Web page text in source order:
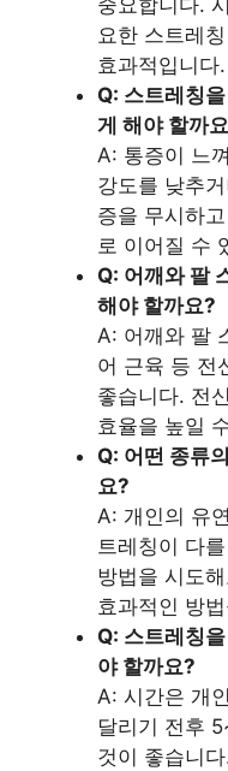
중요합니다.
요한 스트레
효과적입니다.
Q: 스트레칭
게 해야 할까
A: 통증이 느
강도를 낮추
증을 무시하
로 이어질 수
Q: 어깨와 팔
해야 할까요?
A: 어깨와 팔
어 근육 등 전
좋습니다. 전
효율을 높일
Q: 어떤 종류
요?
A: 개인의 유
트레칭이 다
방법을 시도
효과적인 방
Q: 스트레칭
야 할까요?
A: 시간은 개
달리기 전후
것이 좋습니